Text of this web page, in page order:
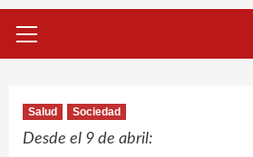
primario
Salud Sociedad
Desde el 9 de abril: